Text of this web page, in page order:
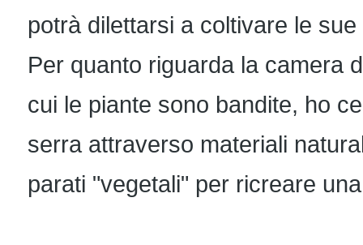
potrà dilettarsi a coltivare le
Per quanto riguarda la camera
cui le piante sono bandite, ho
serra attraverso materiali
parati "vegetali" per ricreare